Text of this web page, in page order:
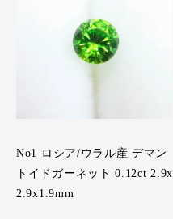
No1 ロシア/ウラル産 デマン
トイドガーネット 0.12ct 2.9x
2.9x1.9mm